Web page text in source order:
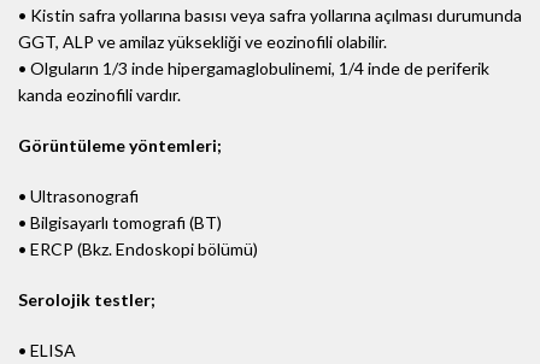
• Kistin safra yollarına basısı veya safra yollarına açılması durumunda
GGT, ALP ve amilaz yüksekliği ve eozinofili olabilir.
• Olguların 1/3 inde hipergamaglobulinemi, 1/4 inde de periferik
kanda eozinofili vardır.
Görüntüleme yöntemleri;
• Ultrasonografi
• Bilgisayarlı tomografi (BT)
• ERCP (Bkz. Endoskopi bölümü)
Serolojik testler;
• ELISA